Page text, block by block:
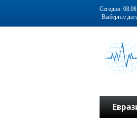
Информационно-аналитическое издание,
Сегодня: